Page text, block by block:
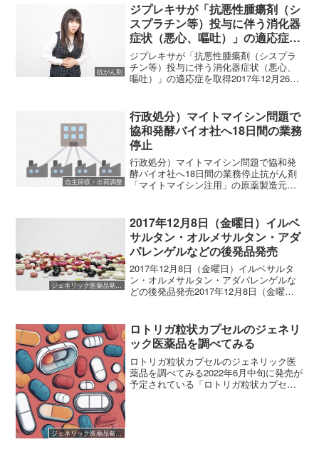
抗がん剤
ジプレキサが「抗悪性腫瘍剤（シ
スプラチン等）投与に伴う消化器
症状（悪心、嘔吐）」の適応症を
取得
ジプレキサが「抗悪性腫瘍剤（シスプラ
チン等）投与に伴う消化器症状（悪心、
嘔吐）」の適応症を取得2017年12月26
与に伴う消化器症状（悪心、嘔吐）」と
いう適応症が追加さ...
自主回収・出荷調整
行政処分）マイトマイシン問題で
協和発酵バイオ社へ18日間の業務
停止
行政処分）マイトマイシン問題で協和発
酵バイオ社へ18日間の業務停止抗がん剤
「マイトマイシン注用」の原薬製造元で
製造方法で医薬品の製造を行い、無菌性
の確保に影響しうる事態...
ジェネリック医薬品発売開始
2017年12月8日（金曜日）イルベ
サルタン・オルメサルタン・アダ
パレンゲルなどの後発品発売
2017年12月8日（金曜日）イルベサルタ
ン・オルメサルタン・アダパレンゲルな
どの後発品発売2017年12月8日（金曜
一斉に発売開始となります。発売される
医薬品について、...
ジェネリック医薬品発売開始
ロトリガ粒状カプセルのジェネリ
ック医薬品を調べてみる
ロトリガ粒状カプセルのジェネリック医
薬品を調べてみる2022年6月中旬に発売が
予定されている「ロトリガ粒状カプセ